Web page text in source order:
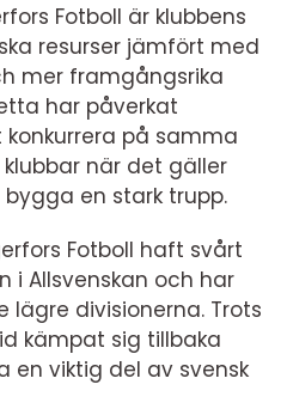
Fotboll är klubbens
resurser jämfört med
mer framgångsrika
har påverkat
på samma
när det gäller
en stark trupp.
Fotboll haft svårt
i Allsvenskan och har
lägre divisionerna. Trots
kämpat sig tillbaka
viktig del av svensk